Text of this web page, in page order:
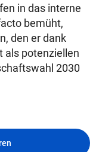
in das interne
bemüht,
den er dank
als potenziellen
2030